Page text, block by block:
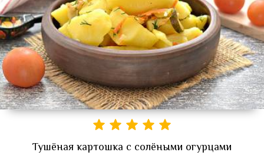
Тушёная картошка с солёными огурцами